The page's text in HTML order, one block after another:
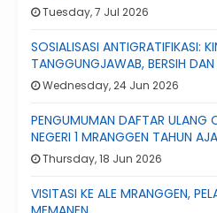
Tuesday, 7 Jul 2026
SOSIALISASI ANTIGRATIFIKASI:
TANGGUNGJAWAB, BERSIH DAN
Wednesday, 24 Jun 2026
PENGUMUMAN DAFTAR ULANG
NEGERI 1 MRANGGEN TAHUN
Thursday, 18 Jun 2026
VISITASI KE ALE MRANGGEN,